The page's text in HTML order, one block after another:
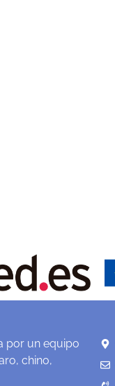
por un equipo
chino,